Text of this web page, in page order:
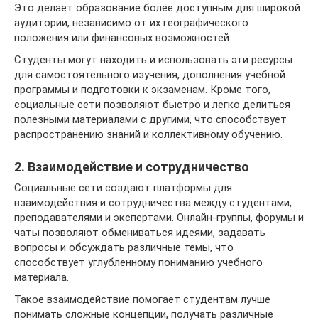
Это делает образование более доступным для широкой
аудитории, независимо от их географического
положения или финансовых возможностей.
Студенты могут находить и использовать эти ресурсы
для самостоятельного изучения, дополнения учебной
программы и подготовки к экзаменам. Кроме того,
социальные сети позволяют быстро и легко делиться
полезными материалами с другими, что способствует
распространению знаний и коллективному обучению.
2. Взаимодействие и сотрудничество
Социальные сети создают платформы для
взаимодействия и сотрудничества между студентами,
преподавателями и экспертами. Онлайн-группы, форумы и
чаты позволяют обмениваться идеями, задавать
вопросы и обсуждать различные темы, что
способствует углубленному пониманию учебного
материала.
Такое взаимодействие помогает студентам лучше
понимать сложные концепции, получать различные